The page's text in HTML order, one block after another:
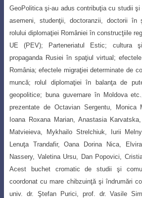
GeoPolitica şi-au adus contribuţia cu studii
asemeni, studenţii, doctoranzii, doctorii
rolului diplomaţiei României în construcţiile
UE (PEV); Parteneriatul Estic; cultura
propaganda Rusiei în spaţiul virtual;
România; efectele migraţiei determinate de
muncă; rolul diplomaţiei în balanţa de
geopolitice; buna guvernare în Moldova
prezentate de Octavian Sergentu, Monica
Ioana Roxana Marian, Anastasia
Matvieieva, Mykhailo Strelchiuk, Iurii
Lenuţa Trandafir, Oana Dorina Nica,
Nassery, Valetina Ursu, Dan Popovici,
Acest buchet cromatic de studii şi
coordonat cu mare chibzuinţă şi îndrumări
univ. dr. Ştefan Purici, prof. dr. Vasile